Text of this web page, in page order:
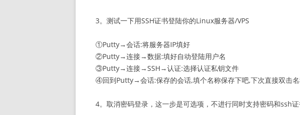
3。测试一下用SSH证书登陆你的Linux服务器/VPS
①Putty→会话:将服务器IP填好
②Putty→连接→数据:填好自动登陆用户名
③Putty→连接→SSH→认证:选择认证私钥文件
④回到Putty→会话:保存的会话,填个名称保存下吧,下次直接双击
4。取消密码登录，这一步是可选项，不进行同时支持密码和ssh